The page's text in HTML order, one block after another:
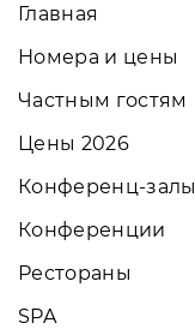
Главная
Номера и цены
Частным гостям
Цены 2026
Конференц-залы
Конференции
Рестораны
SPA